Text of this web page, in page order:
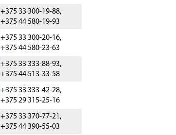
+375 33 300-19-88,
+375 44 580-19-93
+375 33 300-20-16,
+375 44 580-23-63
+375 33 333-88-93,
+375 44 513-33-58
+375 33 333-42-28,
+375 29 315-25-16
+375 33 370-77-21,
+375 44 390-55-03